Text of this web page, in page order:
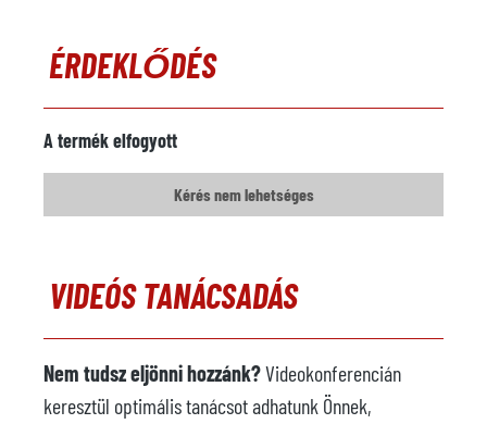
ÉRDEKLŐDÉS
A termék elfogyott
Kérés nem lehetséges
VIDEÓS TANÁCSADÁS
Nem tudsz eljönni hozzánk?Videokonferencián
keresztül optimális tanácsot adhatunk Önnek,